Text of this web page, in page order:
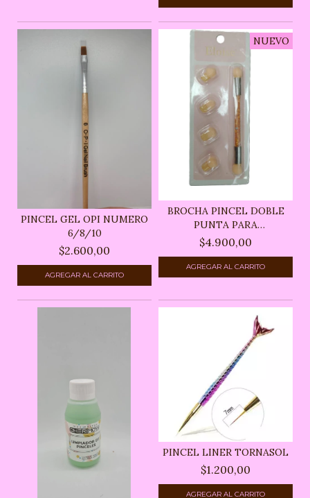
PINCEL GEL OPI NUMERO
6/8/10
$2.600,00
NUEVO
BROCHA PINCEL DOBLE
PUNTA PARA
DIFUMINAR...
$4.900,00
PINCEL LINER TORNASOL
$1.200,00